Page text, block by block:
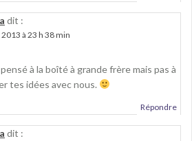
dit :
à 23 h 38 min
à la boîté à grande frère mais pas à
tes idées avec nous.
Répondre
dit :